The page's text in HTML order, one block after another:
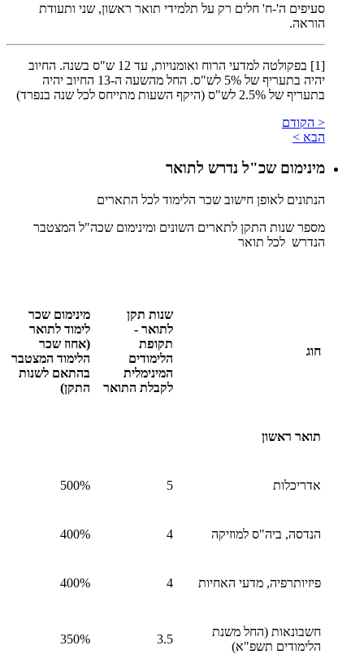
סעיפים ה'-ח' חלים רק על תלמידי תואר ראשון, שני ותעודת
הוראה.
[1]
בפקולטה למדעי הרוח ואומנויות, עד 12 ש"ס בשנה. החיוב
יהיה בתעריף של 5% לש"ס. החל מהשעה ה-13 החיוב יהיה
בתעריף של 2.5% לש"ס (היקף השעות מתייחס לכל שנה בנפרד)
< הקודם
הבא >
מינימום שכ"ל נדרש לתואר
הנתונים לאופן חישוב שכר הלימוד לכל התארים
מספר שנות התקן לתארים השונים ומינימום שכה"ל המצטבר
הנדרש לכל תואר
חוג
שנות תקן
לתואר -
תקופת
הלימודים
המינימלית
לקבלת התואר
מינימום שכר
לימוד לתואר
(אחוז שכר
הלימוד המצטבר
בהתאם לשנות
התקן)
תואר ראשון
אדריכלות 5
500%
הנדסה, ביה"ס למוזיקה 4
400%
פיזיותרפיה, מדעי האחיות 4
400%
חשבונאות (החל משנת
הלימודים תשפ"א)
3.5
350%